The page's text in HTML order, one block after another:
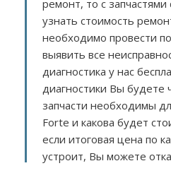
ремонт, то с
узнать стоимость
необходимо провести
выявить все
диагностика у нас
диагностики Вы будете
запчасти необходимы
Forte и какова будет
если итоговая цена по
устроит, Вы можете